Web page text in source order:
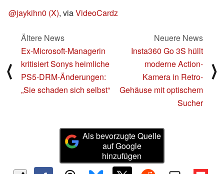
@jaykihn0 (X), viaVideoCardz
⟨
Ältere News
Ex-Microsoft-Managerin
kritisiert Sonys heimliche
PS5-DRM-Änderungen:
„Sie schaden sich selbst“
Neuere News
Insta360 Go 3S hüllt
moderne Action-
Kamera in Retro-
Gehäuse mit optischem
Sucher
⟩
Als bevorzugte Quelle
auf Google
hinzufügen